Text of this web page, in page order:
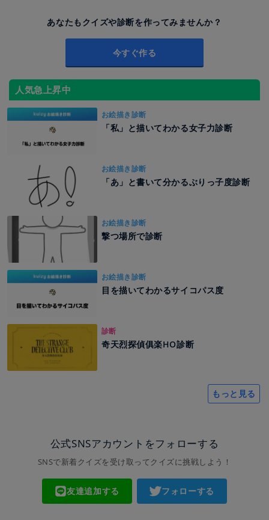
あなたもクイズや診断を作ってみませんか？
今すぐ作る
人気急上昇中
お絵描き診断
「私」と描いてわかる女子力診断
お絵描き診断
「あ」と書いて分かるぶりっ子度診断
お絵描き診断
撃つ場所で診断
お絵描き診断
目を描いてわかるサイコパス度
診断
奇天烈探偵俱楽HO診断
もっと見る
公式SNSアカウントをフォローする
SNSで新着クイズを受け取ってクイズに挑戦しよう！
友達追加する フォローする